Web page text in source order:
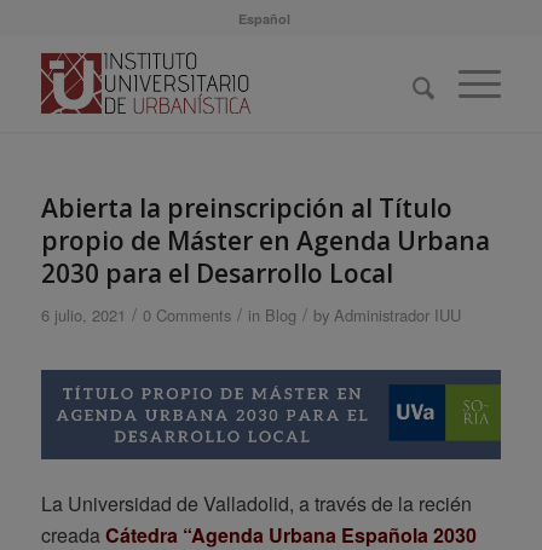
Español
Abierta la preinscripción al Título
propio de Máster en Agenda Urbana
2030 para el Desarrollo Local
6 julio, 2021 / 0 Comments / in Blog / by Administrador IUU
La Universidad de Valladolid, a través de la recién
creadaCátedra “Agenda Urbana Española 2030